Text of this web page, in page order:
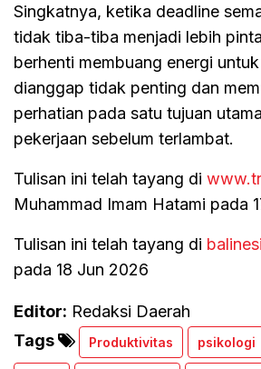
Singkatnya, ketika deadline
tidak tiba-tiba menjadi lebih
berhenti membuang energi
dianggap tidak penting dan
perhatian pada satu tujuan
pekerjaan sebelum terlambat.
Tulisan ini telah tayang di
Muhammad Imam Hatami pada
Tulisan ini telah tayang di
pada 18 Jun 2026
Editor: Redaksi Daerah
Tags
Produktivitas psikologi